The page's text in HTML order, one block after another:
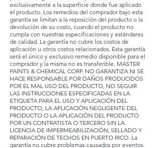
exclusivamente a la superficie donde fue aplicado
el producto. Los remedios del comprador bajo esta
garantía se limitan a la reposición del producto o la
devolución de su costo, cuando el producto no
cumpla con nuestras especificaciones y estándares
de calidad. La garantía no cubre los costos de
aplicación u otros costos relacionados. Esta garantía
será el único y exclusivo remedio disponible para el
comprador y la misma no es transferible. MASTER
PAINTS & CHEMICAL CORP. NO GARANTIZA NI SE
HACE RESPONSABLE POR DAÑOS PRODUCIDOS
POR EL MAL USO DEL PRODUCTO, NO SEGUIR
LAS INSTRUCCIONES ESPECIFICADAS EN LA
ETIQUETA PARA EL USO Y APLICACIÓN DEL
PRODUCTO, LA APLICACIÓN NEGLIGENTE DEL
PRODUCTO O LA APLICACIÓN DEL PRODUCTO
POR UN CONTRATISTA O TERCERO SIN LA
LICENCIA DE IMPERMEABILIZACIÓN, SELLADO Y
REPARACIÓN DE TECHOS EN PUERTO RICO. La
garantía no cubre problemas causados por eventos